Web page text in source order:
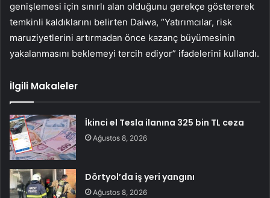
genişlemesi için sınırlı alan olduğunu gerekçe göstererek
temkinli kaldıklarını belirten Daiwa, “Yatırımcılar, risk
maruziyetlerini artırmadan önce kazanç büyümesinin
yakalanmasını beklemeyi tercih ediyor” ifadelerini kullandı.
İlgili Makaleler
İkinci el Tesla ilanına 325 bin TL ceza
Ağustos 8, 2026
Dörtyol’da iş yeri yangını
Ağustos 8, 2026